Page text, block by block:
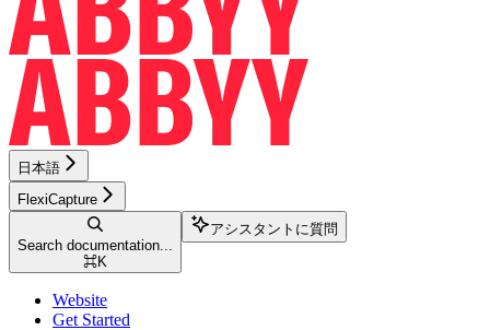
日本語
FlexiCapture
Search documentation...
⌘K
アシスタントに質問
Website
Get Started